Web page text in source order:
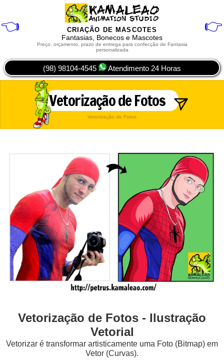
👈 Criação de Mascotes
Fantasias, Bonecos e Mascotes
Preço, orçamento, prazo de entrega para confecção de Fantasia
personalizada
👉
(98) 98104-4545 Atendimento 24 Horas
Vetorização de Fotos
Vetorização de Fotos
Vetorização de Fotos - Ilustração
Vetorial
Vetorizar é transformar artisticamente uma Foto (Bitmap) em
Vetor (Curvas).